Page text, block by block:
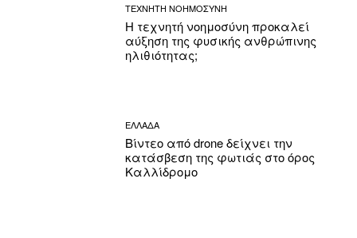
ΤΕΧΝΗΤΗ ΝΟΗΜΟΣΥΝΗ
Η τεχνητή νοημοσύνη προκαλεί
αύξηση της φυσικής ανθρώπινης
ηλιθιότητας;
ΕΛΛΑΔΑ
Βίντεο από drone δείχνει την
κατάσβεση της φωτιάς στο όρος
Καλλίδρομο